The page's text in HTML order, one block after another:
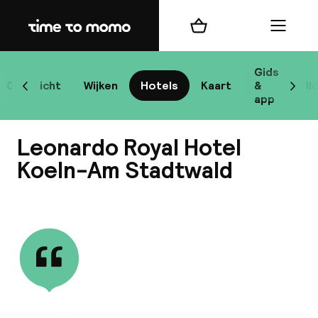
Home
Overzicht Wijken Hotels Kaart
Gids
&
app
Scroll naar links
Winkelmand Menu
Leonardo Royal Hotel
Koeln-Am Stadtwald